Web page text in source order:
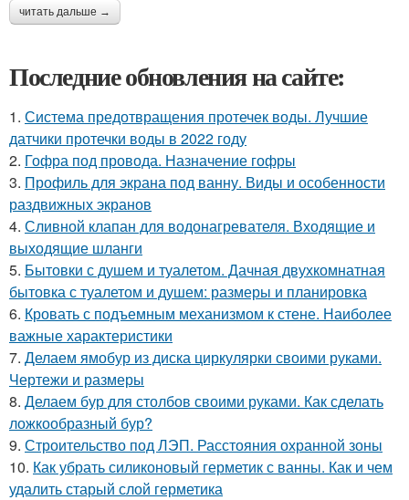
читать дальше →
Последние обновления на сайте:
1. Система предотвращения протечек воды. Лучшие
датчики протечки воды в 2022 году
2. Гофра под провода. Назначение гофры
3. Профиль для экрана под ванну. Виды и особенности
раздвижных экранов
4. Сливной клапан для водонагревателя. Входящие и
выходящие шланги
5. Бытовки с душем и туалетом. Дачная двухкомнатная
бытовка с туалетом и душем: размеры и планировка
6. Кровать с подъемным механизмом к стене. Наиболее
важные характеристики
7. Делаем ямобур из диска циркулярки своими руками.
Чертежи и размеры
8. Делаем бур для столбов своими руками. Как сделать
ложкообразный бур?
9. Строительство под ЛЭП. Расстояния охранной зоны
10. Как убрать силиконовый герметик с ванны. Как и чем
удалить старый слой герметика